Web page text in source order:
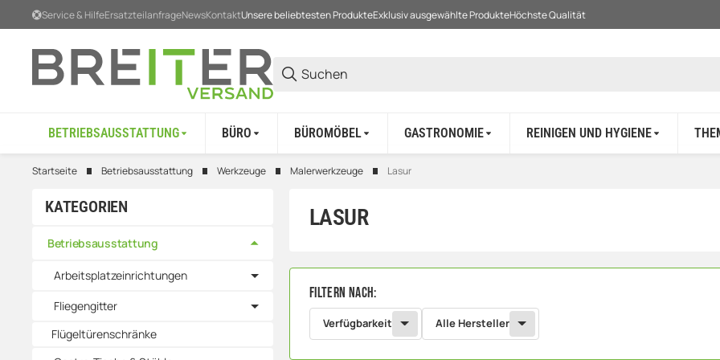
Service & HilfeErsatzteilanfrageNewsKontaktUnsere beliebtesten ProdukteExklusiv ausgewählte ProdukteHöchste Qualität
BETRIEBSAUSSTATTUNG BÜRO BÜROMÖBEL GASTRONOMIE REINIGEN UND HYGIENE
Startseite Betriebsausstattung Werkzeuge Malerwerkzeuge Lasur
LASUR
Filtern nach:
Verfügbarkeit Alle Hersteller
KATEGORIEN
Betriebsausstattung
Arbeitsplatzeinrichtungen
Fliegengitter
Flügeltürenschränke